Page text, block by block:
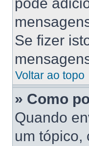
Se fizer
Voltar ao topo
» Como
Quando
um tópico,